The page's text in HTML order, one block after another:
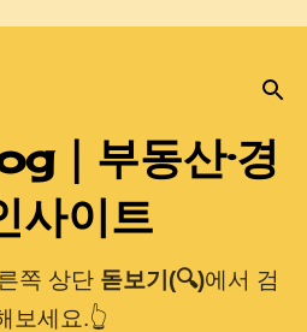
츠로 건너뛰기
｜부동산·경
사이트
쪽 상단 돋보기(🔍)에서 검
보세요.👆